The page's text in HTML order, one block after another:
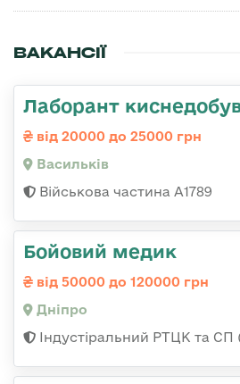
ВАКАНСІЇ
Лаборант
від 20000 до 25000 грн
Васильків
Військова частина А1789
Бойовий медик
від 50000 до 120000 грн
Дніпро
Індустіральний РТЦК та СП